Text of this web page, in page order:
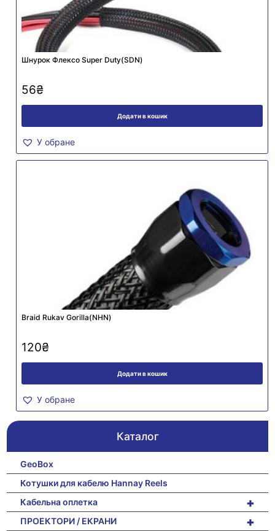
Шнурок Флексо Super Duty(SDN)
56₴
Додати в кошик
У обране
Braid Rukav Gorilla(NHN)
120₴
Додати в кошик
У обране
Каталог
GeoBox
Котушки для кабелю Hannay Reels
+
Кабельна оплетка
+
ПРОЕКТОРИ / ЕКРАНИ